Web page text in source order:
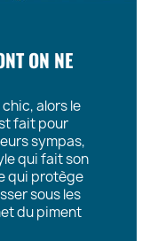
ON NE
alors le
fait pour
sympas,
qui fait son
qui protège
sous les
du piment